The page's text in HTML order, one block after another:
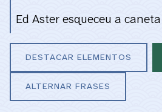
Ed Asteresqueceu a caneta
DESTACAR ELEMENTOS
ALTERNAR FRASES